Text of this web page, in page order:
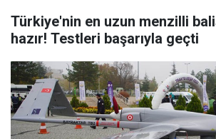
Türkiye'nin en uzun menzilli
hazır! Testleri başarıyla geçti